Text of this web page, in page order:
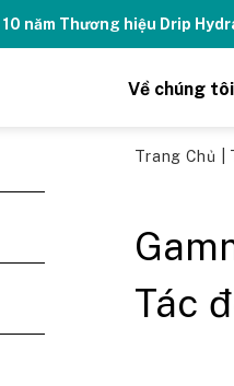
10 năm Thương hiệu Drip
Về chúng tôi
Trang Chủ
Tác